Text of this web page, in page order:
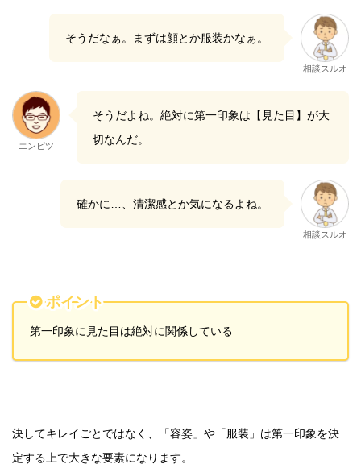
そうだなぁ。まずは顔とか服装かなぁ。
相談スルオ
エンピツ
そうだよね。絶対に第一印象は【見た目】が大
切なんだ。
確かに…、清潔感とか気になるよね。
相談スルオ
ポイント
第一印象に見た目は絶対に関係している
決してキレイごとではなく、「容姿」や「服装」は第一印象を決
定する上で大きな要素になります。